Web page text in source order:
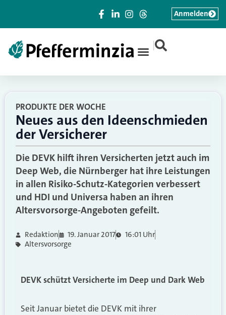
|
Anmelden
PRODUKTE DER WOCHE
Neues aus den Ideenschmieden
der Versicherer
Die DEVK hilft ihren Versicherten jetzt auch im
Deep Web, die Nürnberger hat ihre Leistungen
in allen Risiko-Schutz-Kategorien verbessert
und HDI und Universa haben an ihren
Altersvorsorge-Angeboten gefeilt.
Redaktion 19. Januar 2017
16:01 Uhr
Altersvorsorge
DEVK schützt Versicherte im Deep und Dark Web
Seit Januar bietet die DEVK mit ihrer